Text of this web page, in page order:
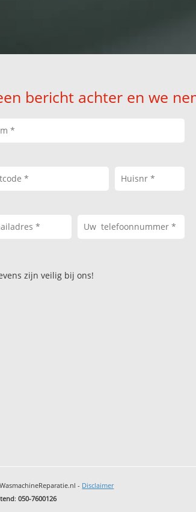
bericht achter en we
zijn veilig bij ons!
- Disclaimer
:050-7600126